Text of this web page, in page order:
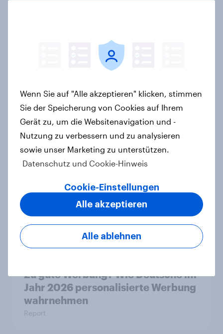
zeigt Impact von Werbung auf Net
Promoter Score – Apple, Amazon
und Nivea führen NPS-Ranking an
Die Fakten hinter unserem
Qualitätsversprechen
Artikel
YouGovs Erfolgsbilanz bei
politischen Wahlen
Artikel
Zu gute Werbung? Wie Deutsche im
Jahr 2026 personalisierte Werbung
wahrnehmen
Report
Wenn Sie auf "Alle akzeptieren" klicken, stimmen
Sie der Speicherung von Cookies auf Ihrem
Gerät zu, um die Websitenavigation und -
Nutzung zu verbessern und zu analysieren
sowie unser Marketing zu unterstützen.
Datenschutz und Cookie-Hinweis
Cookie-Einstellungen
Alle ablehnen
Alle akzeptieren